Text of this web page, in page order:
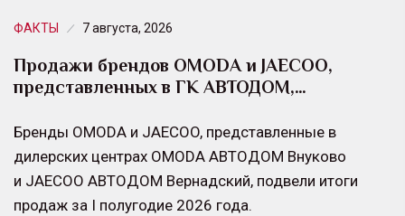
ФАКТЫ 7 августа, 2026
Продажи брендов OMODA и JAECOO,
представленных в ГК АВТОДОМ,…
Бренды OMODA и JAECOO, представленные в
дилерских центрах OMODA АВТОДОМ Внуково
и JAECOO АВТОДОМ Вернадский, подвели итоги
продаж за I полугодие 2026 года.